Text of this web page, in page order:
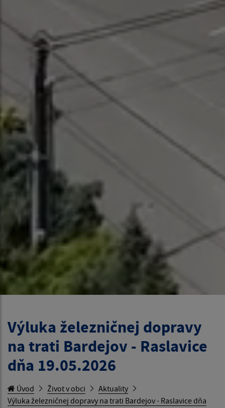
Výluka železničnej dopravy
na trati Bardejov - Raslavice
dňa 19.05.2026
Úvod Život v obci
Aktuality
Výluka železničnej dopravy na trati Bardejov - Raslavice dňa